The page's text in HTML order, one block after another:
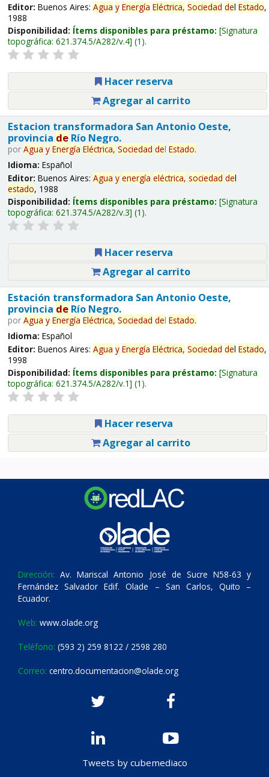
Editor: Buenos Aires: Agua y Energía Eléctrica, Sociedad del Estado,
1988
Disponibilidad: Ítems disponibles para préstamo: Signatura
topográfica: 621.374.5/A282/v.4 (1).
Hacer reserva
Agregar al carrito
Estacion transformadora San Antonio Oeste,
provincia deRío Negro.
por Agua y Energía Eléctrica, Sociedad del Estado.
Idioma: Español
Editor: Buenos Aires: Agua y energía eléctrica, sociedad del
estado, 1988
Disponibilidad: Ítems disponibles para préstamo: Signatura
topográfica: 621.374.5/A282/v.3 (1).
Hacer reserva
Agregar al carrito
Estación transformadora San Antonio Oeste,
provincia deRío Negro.
por Agua y Energía Eléctrica, Sociedad del Estado.
Idioma: Español
Editor: Buenos Aires: Agua y Energía Eléctrica, Sociedad del Estado,
1998
Disponibilidad: Ítems disponibles para préstamo: Signatura
topográfica: 621.374.5/A282/v.1 (1).
Hacer reserva
Agregar al carrito
Dirección: Av. Mariscal Antonio José de Sucre N58-63 y
Fernández Salvador Edif. Olade – San Carlos, Quito –
Ecuador.
Web: www.olade.org
Teléfono: (593 2) 259 8122 / 2598 280
Correo: centro.documentacion@olade.org
Tweets by cubemediaco